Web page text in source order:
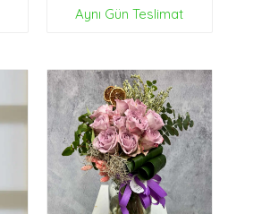
Aynı Gün Teslimat